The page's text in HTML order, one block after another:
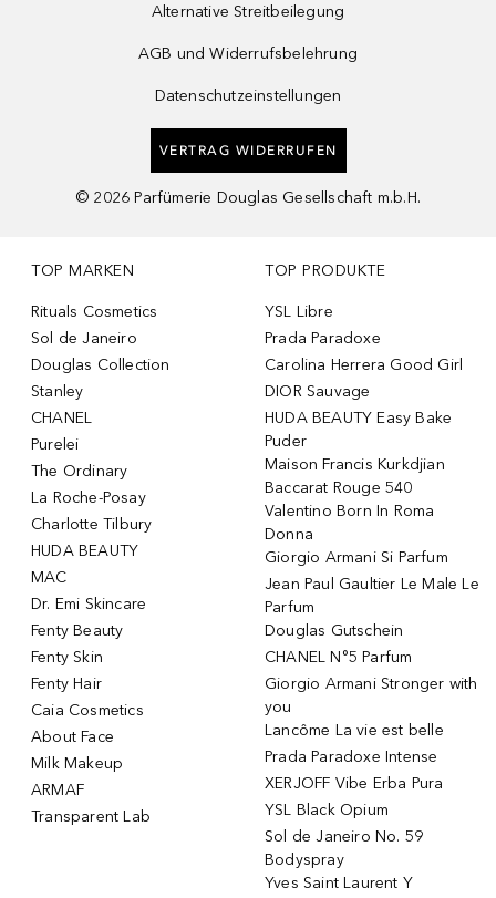
Alternative Streitbeilegung
AGB und Widerrufsbelehrung
Datenschutzeinstellungen
VERTRAG WIDERRUFEN
© 2026 Parfümerie Douglas Gesellschaft m.b.H.
TOP MARKEN
Rituals Cosmetics
Sol de Janeiro
Douglas Collection
Stanley
CHANEL
Purelei
The Ordinary
La Roche-Posay
Charlotte Tilbury
HUDA BEAUTY
MAC
Dr. Emi Skincare
Fenty Beauty
Fenty Skin
Fenty Hair
Caia Cosmetics
About Face
Milk Makeup
ARMAF
Transparent Lab
TOP PRODUKTE
YSL Libre
Prada Paradoxe
Carolina Herrera Good Girl
DIOR Sauvage
HUDA BEAUTY Easy Bake
Puder
Maison Francis Kurkdjian
Baccarat Rouge 540
Valentino Born In Roma
Donna
Giorgio Armani Si Parfum
Jean Paul Gaultier Le Male Le
Parfum
Douglas Gutschein
CHANEL N°5 Parfum
Giorgio Armani Stronger with
you
Lancôme La vie est belle
Prada Paradoxe Intense
XERJOFF Vibe Erba Pura
YSL Black Opium
Sol de Janeiro No. 59
Bodyspray
Yves Saint Laurent Y